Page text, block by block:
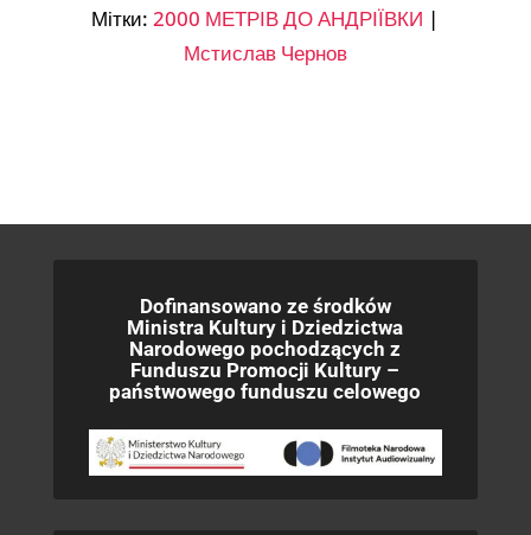
Мітки:2000 МЕТРІВ ДО АНДРІЇВКИ |
Мстислав Чернов
Dofinansowano ze środków
Ministra Kultury i Dziedzictwa
Narodowego pochodzących z
Funduszu Promocji Kultury –
państwowego funduszu celowego